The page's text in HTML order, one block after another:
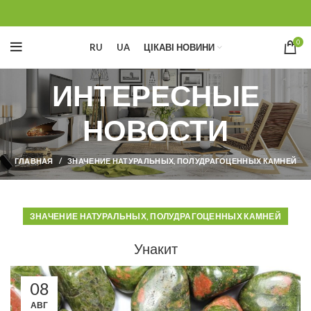
RU UA ЦІКАВІ НОВИНИ 0
ИНТЕРЕСНЫЕ
НОВОСТИ
ГЛАВНАЯ ЗНАЧЕНИЕ НАТУРАЛЬНЫХ, ПОЛУДРАГОЦЕННЫХ КАМНЕЙ
ЗНАЧЕНИЕ НАТУРАЛЬНЫХ, ПОЛУДРАГОЦЕННЫХ КАМНЕЙ
Унакит
08
АВГ